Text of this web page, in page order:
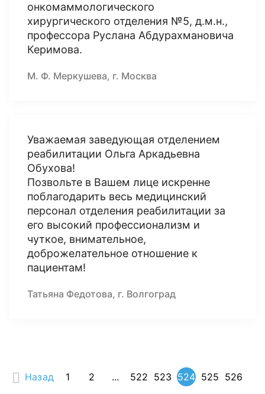
онкомаммологического
хирургического отделения №5, д.м.н.,
профессора Руслана Абдурахмановича
Керимова.
М. Ф. Меркушева, г. Москва
Уважаемая заведующая отделением
реабилитации Ольга Аркадьевна
Обухова!
Позвольте в Вашем лице искренне
поблагодарить весь медицинский
персонал отделения реабилитации за
его высокий профессионализм и
чуткое, внимательное,
доброжелательное отношение к
пациентам!
Татьяна Федотова, г. Волгоград
Назад 1 2 ... 522 523 524 525 526